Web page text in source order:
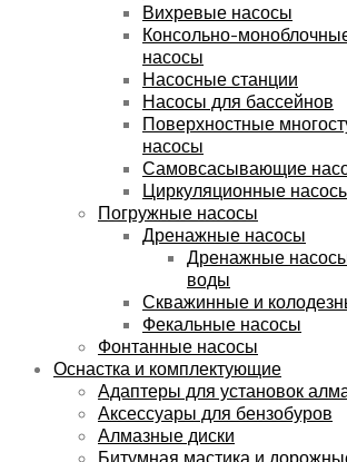
Вихревые насосы
Консольно-
насосы
Насосные станции
Насосы для бассейнов
Поверхностные
насосы
Самовсасывающие
Циркуляционные
Погружные насосы
Дренажные насосы
Дренажные
воды
Скважинные и
Фекальные насосы
Фонтанные насосы
Оснастка и комплектующие
Адаптеры для установок
Аксессуары для бензобуров
Алмазные диски
Битумная мастика и